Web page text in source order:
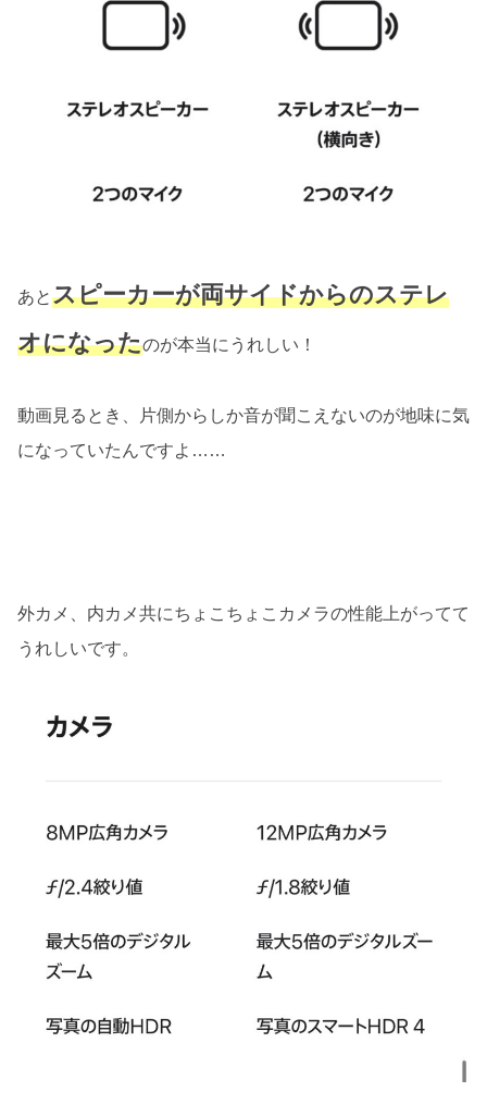
あとスピーカーが両サイドからのステレ
オになったのが本当にうれしい！
動画見るとき、片側からしか音が聞こえないのが地味に気
になっていたんですよ……
外カメ、内カメ共にちょこちょこカメラの性能上がってて
うれしいです。